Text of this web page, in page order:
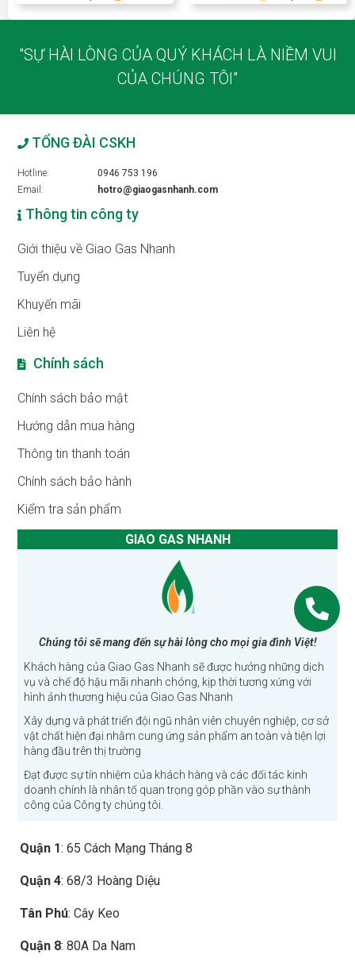
"SỰ HÀI LÒNG CỦA QUÝ KHÁCH LÀ NIỀM VUI
CỦA CHÚNG TÔI"
TỔNG ĐÀI CSKH
Hotline:
Email:
0946 753 196
hotro@giaogasnhanh.com
Thông tin công ty
Giới thiệu về Giao Gas Nhanh
Tuyển dụng
Khuyến mãi
Liên hệ
Chính sách
Chính sách bảo mật
Hướng dẫn mua hàng
Thông tin thanh toán
Chính sách bảo hành
Kiểm tra sản phẩm
GIAO GAS NHANH
Chúng tôi sẽ mang đến sự hài lòng cho mọi gia đình Việt!
Khách hàng của Giao Gas Nhanh sẽ được hưởng những dịch
vụ và chế độ hậu mãi nhanh chóng, kịp thời tương xứng với
hình ảnh thương hiệu của Giao Gas Nhanh
Xây dựng và phát triển đội ngũ nhân viên chuyên nghiệp, cơ sở
vật chất hiện đại nhằm cung ứng sản phẩm an toàn và tiện lợi
hàng đầu trên thị trường
Đạt được sự tín nhiệm của khách hàng và các đối tác kinh
doanh chính là nhân tố quan trọng góp phần vào sự thành
công của Công ty chúng tôi.
Quận 1: 65 Cách Mạng Tháng 8
Quận 4: 68/3 Hoàng Diệu
Tân Phú: Cây Keo
Quận 8: 80A Da Nam